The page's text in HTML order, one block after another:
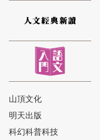
⑫
⑬
山頂文化
明天出版
科幻科普科技